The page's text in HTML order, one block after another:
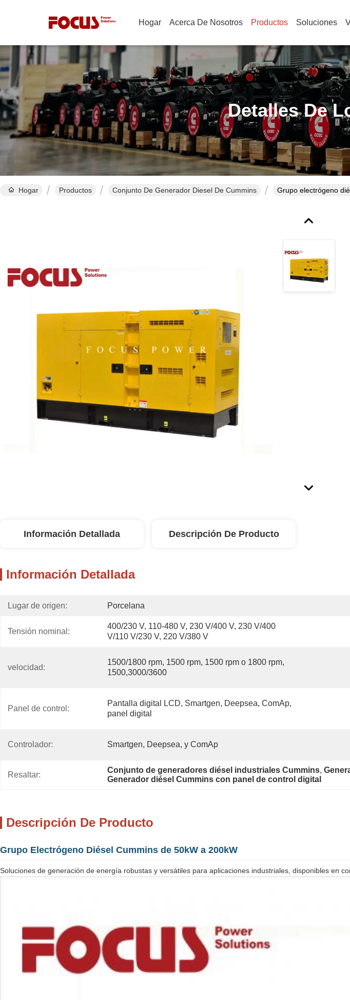
Hogar Acerca De Nosotros Productos Soluciones
Detalles De
Hogar Productos Conjunto De Generador Diesel De Cummins Grupo electrógeno
Información Detallada Descripción De Producto
Información Detallada
Lugar de origen: Porcelana
Tensión nominal:
400/230 V, 110-480 V, 230 V/400 V, 230 V/400
V/110 V/230 V, 220 V/380 V
velocidad:
1500/1800 rpm, 1500 rpm, 1500 rpm o 1800 rpm,
1500,3000/3600
Panel de control:
Pantalla digital LCD, Smartgen, Deepsea, ComAp,
panel digital
Controlador: Smartgen, Deepsea, y ComAp
Resaltar:
Conjunto de generadores diésel industriales Cummins,
Generador diésel Cummins con panel de control digital
Descripción De Producto
Grupo Electrógeno Diésel Cummins de 50kW a 200kW
Soluciones de generación de energía robustas y versátiles para aplicaciones industriales, disponibles en